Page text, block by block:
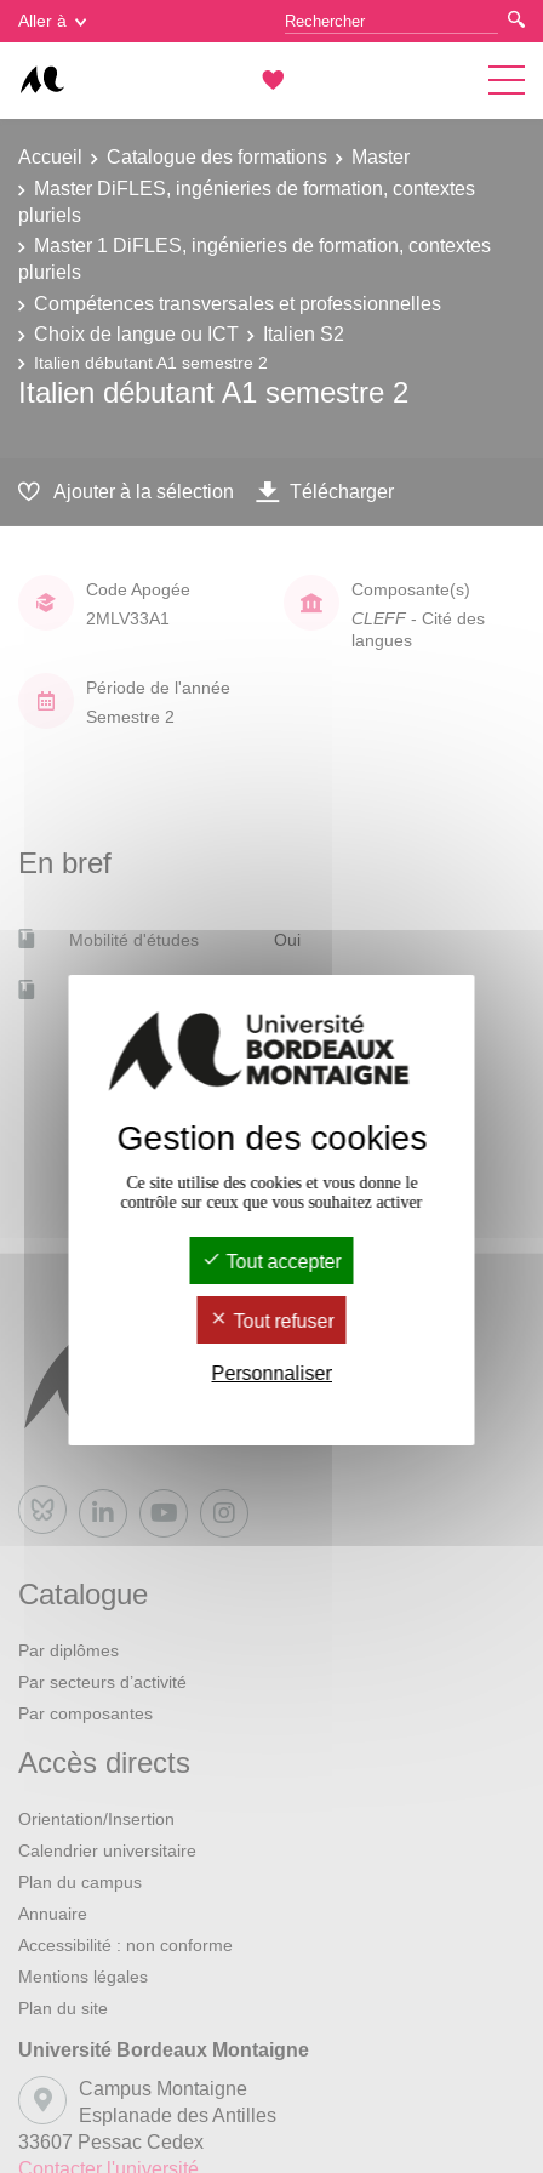
Aller à
Accueil Catalogue des formations
Master
Master DiFLES, ingénieries de formation, contextes
pluriels
Master 1 DiFLES, ingénieries de formation, contextes
pluriels
Compétences transversales et professionnelles
Choix de langue ou ICT
Italien S2
Italien débutant A1 semestre 2
Italien débutant A1 semestre 2
Ajouter à la sélection Télécharger
Code Apogée
2MLV33A1
Composante(s)
CLEFF - Cité des
langues
Période de l'année
Semestre 2
En bref
Mobilité d'études Oui
Bluesky
Catalogue
Par diplômes
Par secteurs d’activité
Par composantes
Accès directs
Orientation/Insertion
Calendrier universitaire
Plan du campus
Annuaire
Accessibilité : non conforme
Mentions légales
Plan du site
Université Bordeaux Montaigne
Campus Montaigne
Esplanade des Antilles
33607 Pessac Cedex
Contacter l'université
Gestion des cookies
Gestion des cookies
Ce site utilise des cookies et vous donne le
contrôle sur ceux que vous souhaitez activer
Tout accepter
Tout refuser
Personnaliser